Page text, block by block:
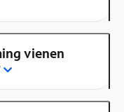
vienen